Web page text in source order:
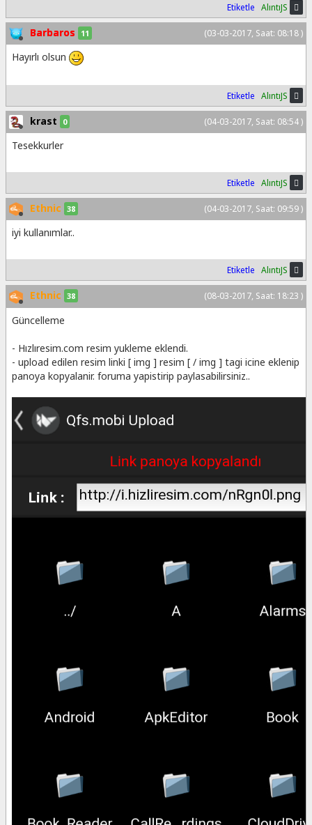
Etiketle AlıntıJS
(03-03-2017, Saat: 08:18 )
Barbaros 11
Hayırlı olsun
Etiketle AlıntıJS
(04-03-2017, Saat: 08:54 )
krast 0
Tesekkurler
Etiketle AlıntıJS
(04-03-2017, Saat: 09:59 )
Ethnic 38
iyi kullanımlar..
Etiketle AlıntıJS
(08-03-2017, Saat: 18:23 )
Ethnic 38
Güncelleme
- Hızlıresim.com resim yukleme eklendi.
- upload edilen resim linki [ img ] resim [ / img ] tagi icine eklenip
panoya kopyalanir. foruma yapistirip paylasabilirsiniz..